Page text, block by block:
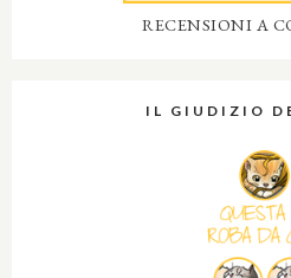
RECENSIONI A
IL GIUDIZIO